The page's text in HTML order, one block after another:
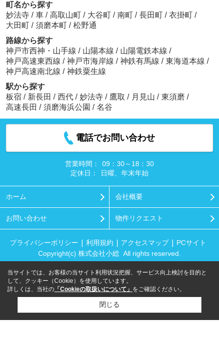
町名から探す
妙法寺 / 車 / 高取山町 / 大谷町 / 南町 / 長田町 / 衣掛町 /
大田町 / 須磨本町 / 松野通
路線から探す
神戸市西神・山手線 / 山陽本線 / 山陽電鉄本線 /
神戸高速東西線 / 神戸市海岸線 / 神鉄有馬線 / 東海道本線 /
神戸高速南北線 / 神鉄粟生線
駅から探す
板宿 / 新長田 / 西代 / 妙法寺 / 鷹取 / 月見山 / 東須磨 /
高速長田 / 須磨海浜公園 / 名谷
電話でお問い合わせ
営業時間：
09：30～18：30
定休日：
日曜、年末年始
ホーム 会社概要
お問い合わせ 物件リクエスト
プライバシーポリシー 利用規約 アクセスマップ
PCサイト
Copyright(c) 株式会社小総 All rights reserved.
当サイトでは、お客様の当サイト利用状況把握、サービス向上検討を目的と
して、クッキー（Cookie）を使用しています。
詳しくは、当社の 「Cookieの取扱いについて」 をご確認ください。
閉じる